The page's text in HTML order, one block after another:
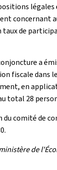
légales
concernant
taux de
a
fiscale dans
en
total 28
du comité de
de